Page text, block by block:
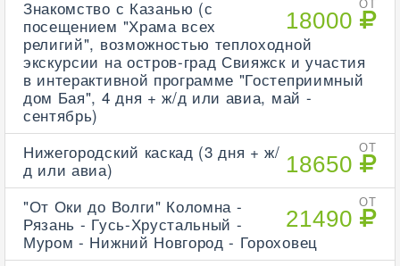
ОТ
18000
Знакомство с Казанью (с
посещением "Храма всех
религий", возможностью теплоходной
экскурсии на остров-град Свияжск и участия
в интерактивной программе "Гостеприимный
дом Бая", 4 дня + ж/д или авиа, май -
сентябрь)
ОТ
18650
Нижегородский каскад (3 дня + ж/
д или авиа)
ОТ
21490
"От Оки до Волги" Коломна -
Рязань - Гусь-Хрустальный -
Муром - Нижний Новгород - Гороховец